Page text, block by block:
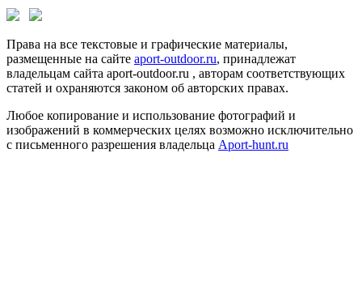
Права на все текстовые и графические материалы,
размещенные на сайте aport-outdoor.ru, принадлежат
владельцам сайта aport-outdoor.ru , авторам соответствующих
статей и охраняются законом об авторских правах.
Любое копирование и использование фотографий и
изображений в коммерческих целях возможно исключительно
с письменного разрешения владельца Aport-hunt.ru